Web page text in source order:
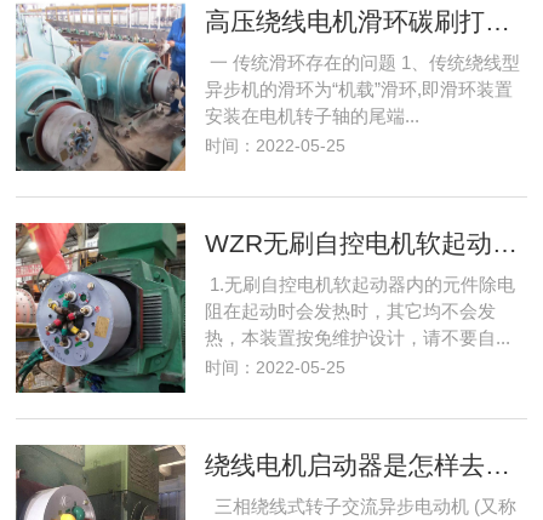
高压绕线电机滑环碳刷打火解决办法
一 传统滑环存在的问题 1、传统绕线型
异步机的滑环为“机载”滑环,即滑环装置
安装在电机转子轴的尾端...
时间：2022-05-25
1.无刷自控电机软起动器内的元件除电
阻在起动时会发热时，其它均不会发
热，本装置按免维护设计，请不要自...
时间：2022-05-25
三相绕线式转子交流异步电动机 (又称